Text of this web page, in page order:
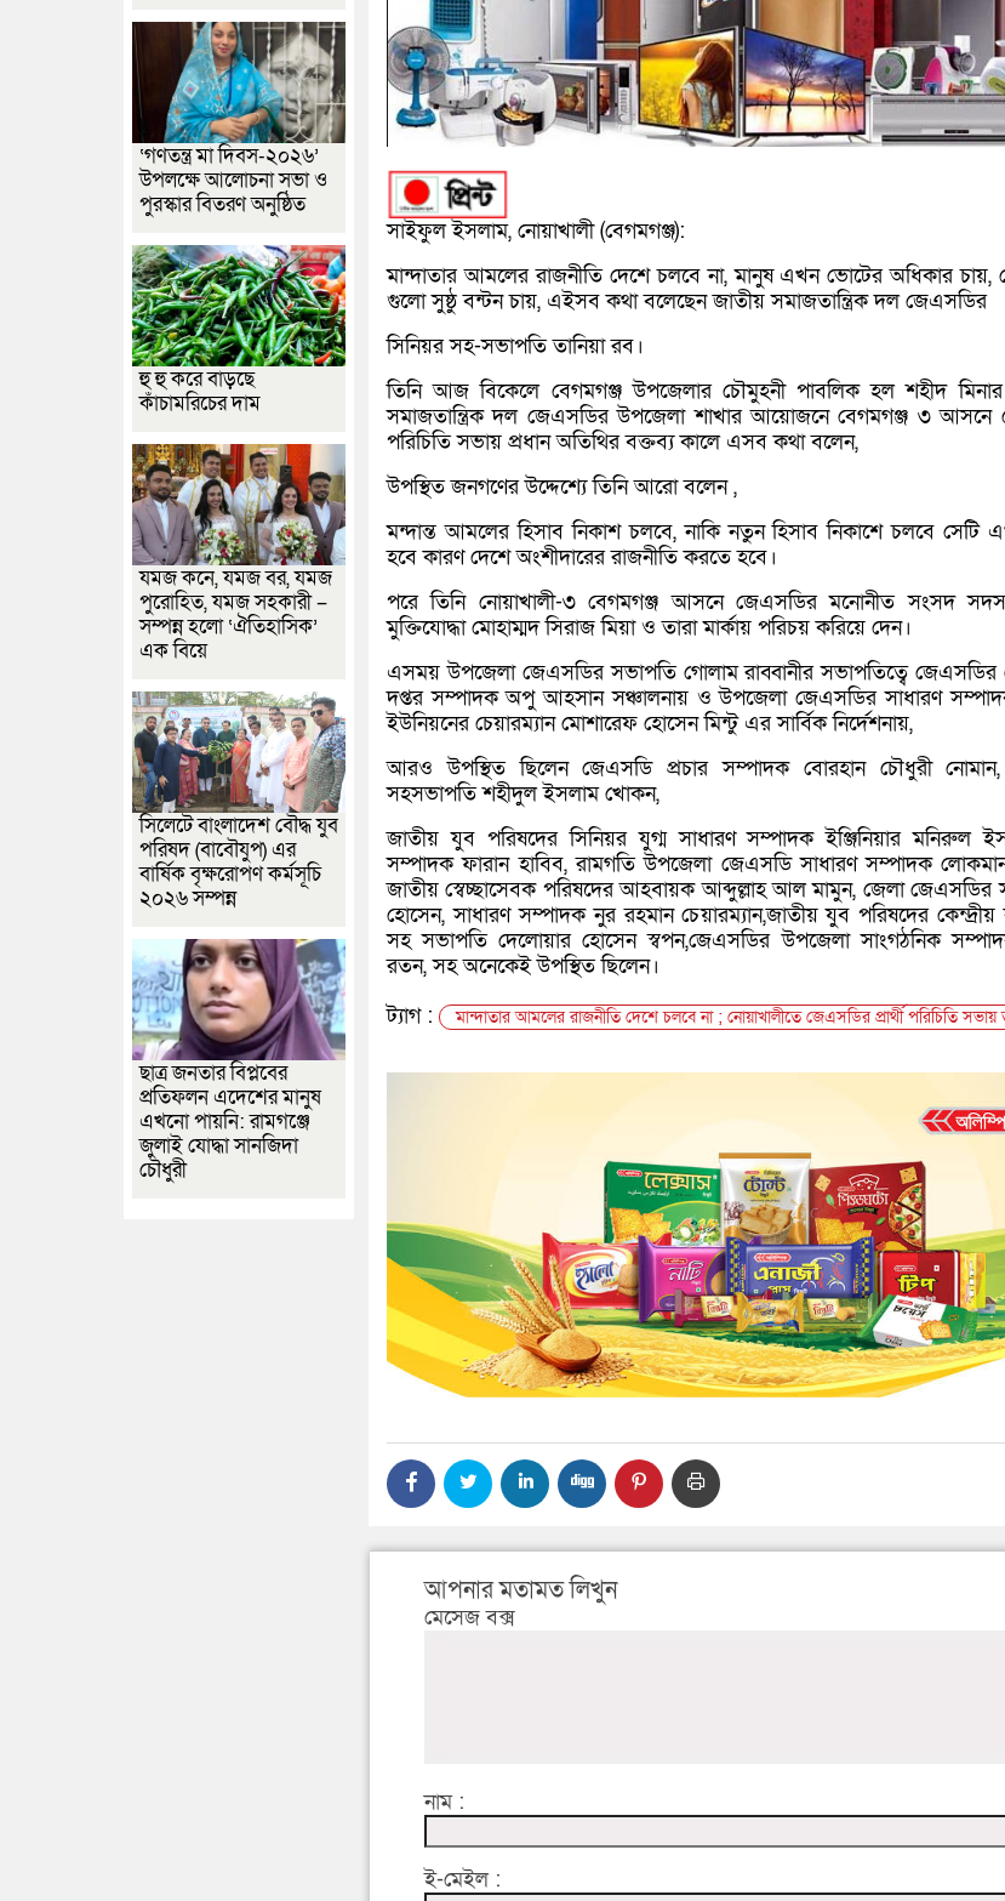
সাইফুল ইসলাম, নোয়াখালী (বেগমগঞ্জ):
মান্দাতার আমলের রাজনীতি দেশে চলবে না, মানুষ এখন ভোটের অধিকার
গুলো সুষ্ঠু বন্টন চায়, এইসব কথা বলেছেন জাতীয় সমাজতান্ত্রিক দল জেএসডির
সিনিয়র সহ-সভাপতি তানিয়া রব।
তিনি আজ বিকেলে বেগমগঞ্জ উপজেলার চৌমুহনী পাবলিক হল শহীদ মিনার
সমাজতান্ত্রিক দল জেএসডির উপজেলা শাখার আয়োজনে বেগমগঞ্জ ৩ আসনে
পরিচিতি সভায় প্রধান অতিথির বক্তব্য কালে এসব কথা বলেন,
উপস্থিত জনগণের উদ্দেশ্যে তিনি আরো বলেন ,
মন্দান্ত আমলের হিসাব নিকাশ চলবে, নাকি নতুন হিসাব নিকাশে চলবে সেটি
হবে কারণ দেশে অংশীদারের রাজনীতি করতে হবে।
পরে তিনি নোয়াখালী-৩ বেগমগঞ্জ আসনে জেএসডির মনোনীত সংসদ সদস্য
মুক্তিযোদ্ধা মোহাম্মদ সিরাজ মিয়া ও তারা মার্কায় পরিচয় করিয়ে দেন।
এসময় উপজেলা জেএসডির সভাপতি গোলাম রাব্বানীর সভাপতিত্বে জেএসডির
দপ্তর সম্পাদক অপু আহসান সঞ্চালনায় ও উপজেলা জেএসডির সাধারণ
ইউনিয়নের চেয়ারম্যান মোশারেফ হোসেন মিন্টু এর সার্বিক নির্দেশনায়,
আরও উপস্থিত ছিলেন জেএসডি প্রচার সম্পাদক বোরহান চৌধুরী নোমান,
সহসভাপতি শহীদুল ইসলাম খোকন,
জাতীয় যুব পরিষদের সিনিয়র যুগ্ম সাধারণ সম্পাদক ইঞ্জিনিয়ার মনিরুল
সম্পাদক ফারান হাবিব, রামগতি উপজেলা জেএসডি সাধারণ সম্পাদক
জাতীয় স্বেচ্ছাসেবক পরিষদের আহবায়ক আব্দুল্লাহ আল মামুন, জেলা
হোসেন, সাধারণ সম্পাদক নুর রহমান চেয়ারম্যান,জাতীয় যুব পরিষদের কেন্দ্রীয়
সহ সভাপতি দেলোয়ার হোসেন স্বপন,জেএসডির উপজেলা সাংগঠনিক
রতন, সহ অনেকেই উপস্থিত ছিলেন।
ট্যাগ :
মান্দাতার আমলের রাজনীতি দেশে চলবে না ; নোয়াখালীতে জেএসডির প্রার্থী পরিচিতি সভায়
আপনার মতামত লিখুন
মেসেজ বক্স
নাম :
ই-মেইল :
‘গণতন্ত্র মা দিবস-২০২৬’
উপলক্ষে আলোচনা সভা ও
পুরস্কার বিতরণ অনুষ্ঠিত
হু হু করে বাড়ছে
কাঁচামরিচের দাম
যমজ কনে, যমজ বর, যমজ
পুরোহিত, যমজ সহকারী –
সম্পন্ন হলো ‘ঐতিহাসিক’
এক বিয়ে
সিলেটে বাংলাদেশ বৌদ্ধ যুব
পরিষদ (বাবৌযুপ) এর
বার্ষিক বৃক্ষরোপণ কর্মসূচি
২০২৬ সম্পন্ন
ছাত্র জনতার বিপ্লবের
প্রতিফলন এদেশের মানুষ
এখনো পায়নি: রামগঞ্জে
জুলাই যোদ্ধা সানজিদা
চৌধুরী